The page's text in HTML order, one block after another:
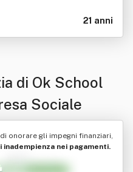
21 anni
di Ok School
Sociale
onorare gli impegni finanziari,
nei pagamenti.